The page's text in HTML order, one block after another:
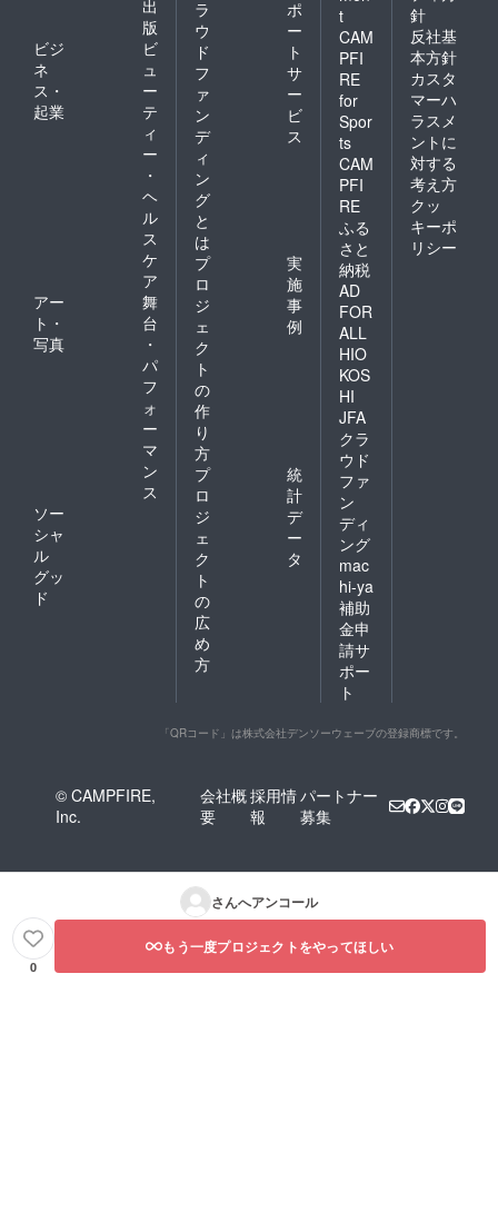
出
版
ビジ
ネ
ス・
起業
ビ
ュ
ー
テ
ィ
ー
・
ヘ
ル
ス
ケ
ア
アー
ト・
写真
舞
台
・
パ
フ
ォ
ー
マ
ン
ス
ソー
シャ
ル
グッ
ド
ラ
ウ
ド
フ
ァ
ン
デ
ィ
ン
グ
と
は
ポ
ー
ト
サ
ー
ビ
ス
プ
ロ
ジ
ェ
ク
ト
の
作
り
方
実
施
事
例
プ
ロ
ジ
ェ
ク
ト
の
広
め
方
統
計
デ
ー
タ
t
CAM
PFI
RE
for
Spor
ts
CAM
PFI
RE
ふる
さと
納税
AD
FOR
ALL
HIO
KOS
HI
JFA
クラ
ウド
ファ
ン
ディ
ング
mac
hi-ya
補助
金申
請サ
ポー
ト
針
反社基
本方針
カスタ
マーハ
ラスメ
ントに
対する
考え方
クッ
キーポ
リシー
「QRコード」は株式会社デンソーウェーブの登録商標です。
© CAMPFIRE,
Inc.
会社概
要
採用情
報
パートナー
募集
さんへアンコール
0
もう一度プロジェクトをやってほしい